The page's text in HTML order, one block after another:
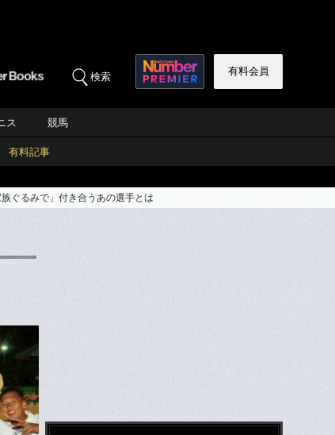
検索 有料会員
ス 競馬
有料記事
ぐるみで」付き合うあの選手とは